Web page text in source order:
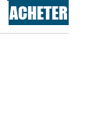
ACHETER